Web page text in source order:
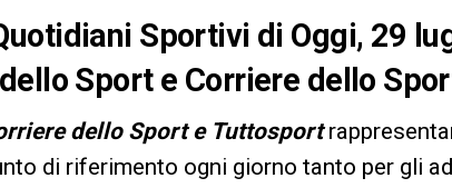
Sportivi di Oggi, 29
Sport e Corriere dello
dello Sport e Tuttosport
di riferimento ogni giorno tanto per gli